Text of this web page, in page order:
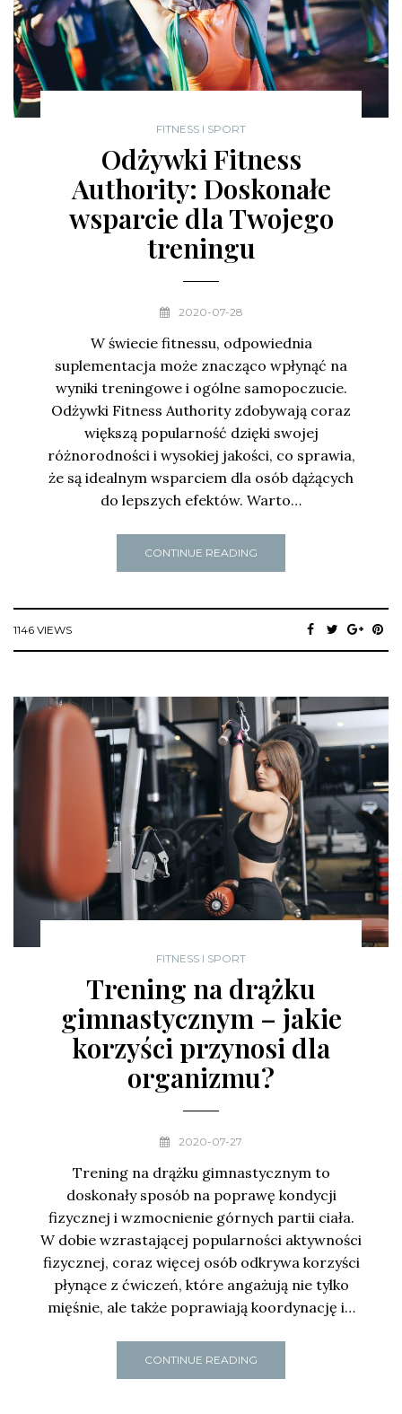
FITNESS I SPORT
Odżywki Fitness
Authority: Doskonałe
wsparcie dla Twojego
treningu
2020-07-28
W świecie fitnessu, odpowiednia
suplementacja może znacząco wpłynąć na
wyniki treningowe i ogólne samopoczucie.
Odżywki Fitness Authority zdobywają coraz
większą popularność dzięki swojej
różnorodności i wysokiej jakości, co sprawia,
że są idealnym wsparciem dla osób dążących
do lepszych efektów. Warto…
CONTINUE READING
1146 VIEWS
FITNESS I SPORT
Trening na drążku
gimnastycznym – jakie
korzyści przynosi dla
organizmu?
2020-07-27
Trening na drążku gimnastycznym to
doskonały sposób na poprawę kondycji
fizycznej i wzmocnienie górnych partii ciała.
W dobie wzrastającej popularności aktywności
fizycznej, coraz więcej osób odkrywa korzyści
płynące z ćwiczeń, które angażują nie tylko
mięśnie, ale także poprawiają koordynację i…
CONTINUE READING